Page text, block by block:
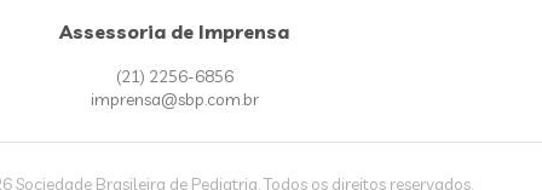
Assessoria de Imprensa
(21) 2256-6856
imprensa@sbp.com.br
Sociedade Brasileira de Pediatria. Todos os direitos reservados.